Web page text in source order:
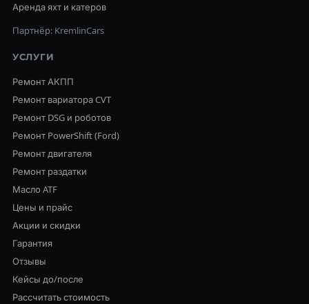
Аренда яхт и катеров
Партнёр: KremlinCars
УСЛУГИ
Ремонт АКПП
Ремонт вариатора CVT
Ремонт DSG и роботов
Ремонт PowerShift (Ford)
Ремонт двигателя
Ремонт раздатки
Масло ATF
Цены и прайс
Акции и скидки
Гарантия
Отзывы
Кейсы до/после
Рассчитать стоимость